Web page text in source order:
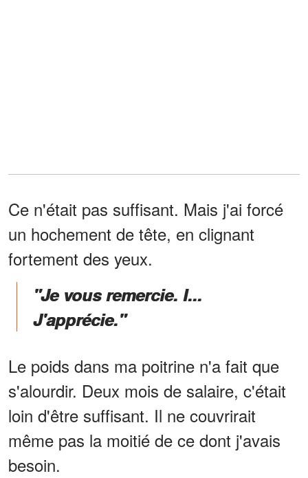
Ce n'était pas suffisant. Mais j'ai forcé
un hochement de tête, en clignant
fortement des yeux.
"Je vous remercie. I...
J'apprécie."
Le poids dans ma poitrine n'a fait que
s'alourdir. Deux mois de salaire, c'était
loin d'être suffisant. Il ne couvrirait
même pas la moitié de ce dont j'avais
besoin.